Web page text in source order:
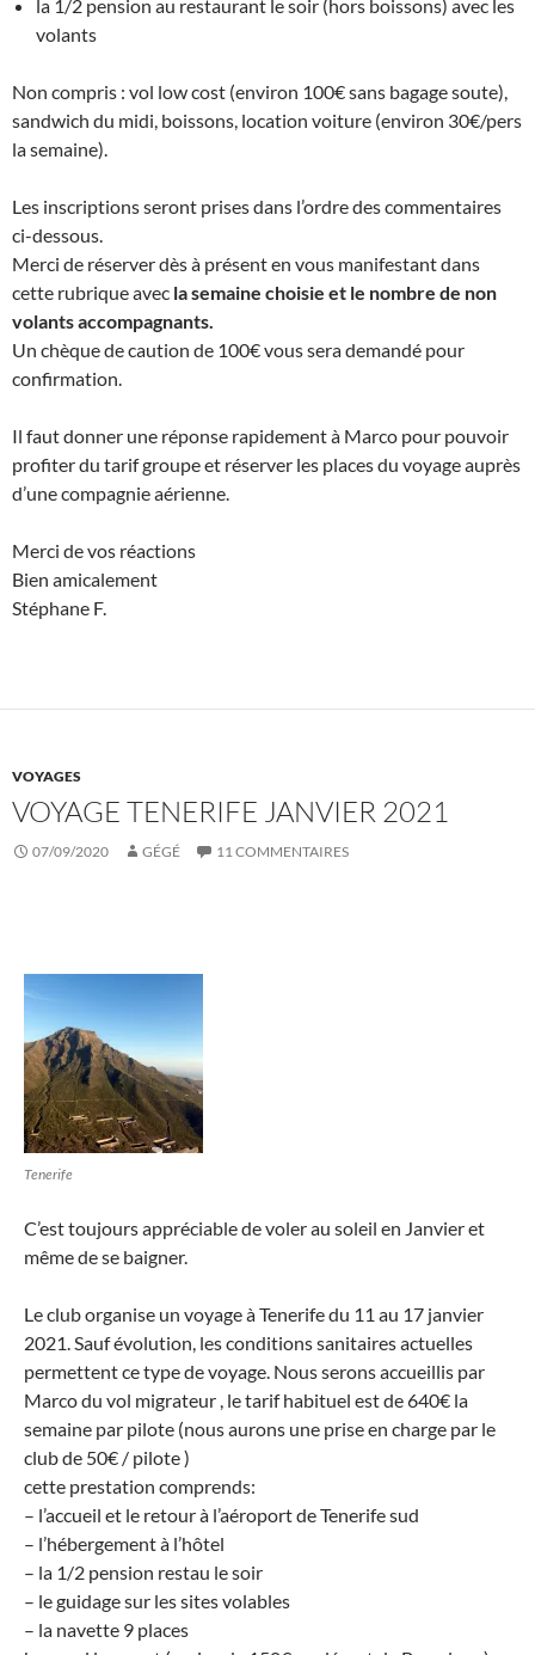
la 1/2 pension au restaurant le soir (hors boissons) avec les
volants
Non compris : vol low cost (environ 100€ sans bagage soute),
sandwich du midi, boissons, location voiture (environ 30€/pers
la semaine).
Les inscriptions seront prises dans l’ordre des commentaires
ci-dessous.
Merci de réserver dès à présent en vous manifestant dans
cette rubrique avec la semaine choisie et le nombre de non
volants accompagnants.
Un chèque de caution de 100€ vous sera demandé pour
confirmation.
Il faut donner une réponse rapidement à Marco pour pouvoir
profiter du tarif groupe et réserver les places du voyage auprès
d’une compagnie aérienne.
Merci de vos réactions
Bien amicalement
Stéphane F.
VOYAGES
VOYAGE TENERIFE JANVIER 2021
07/09/2020 GÉGÉ 11 COMMENTAIRES
Tenerife
C’est toujours appréciable de voler au soleil en Janvier et
même de se baigner.
Le club organise un voyage à Tenerife du 11 au 17 janvier
2021. Sauf évolution, les conditions sanitaires actuelles
permettent ce type de voyage. Nous serons accueillis par
Marco du vol migrateur , le tarif habituel est de 640€ la
semaine par pilote (nous aurons une prise en charge par le
club de 50€ / pilote )
cette prestation comprends:
– l’accueil et le retour à l’aéroport de Tenerife sud
– l’hébergement à l’hôtel
– la 1/2 pension restau le soir
– le guidage sur les sites volables
– la navette 9 places